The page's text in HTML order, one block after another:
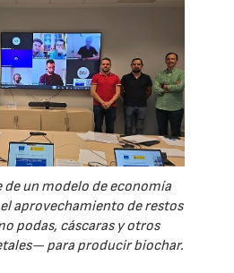
un modelo de economía
aprovechamiento de restos
podas, cáscaras y otros
para producir biochar.